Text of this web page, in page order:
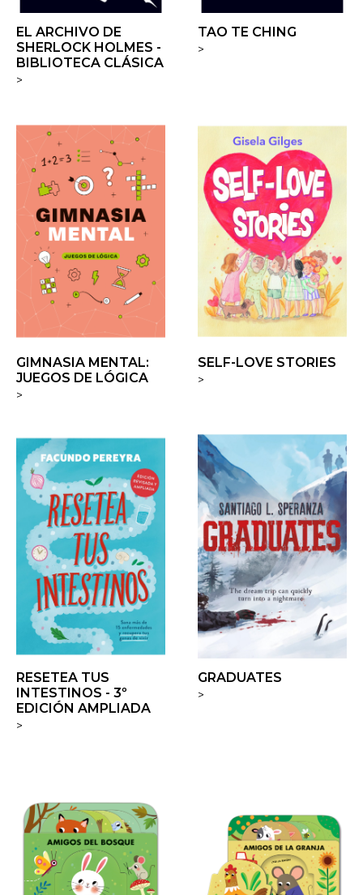
EL ARCHIVO DE
SHERLOCK HOLMES -
BIBLIOTECA CLÁSICA
>
TAO TE CHING
>
GIMNASIA MENTAL:
JUEGOS DE LÓGICA
>
SELF-LOVE STORIES
>
RESETEA TUS
INTESTINOS - 3º
EDICIÓN AMPLIADA
>
GRADUATES
>